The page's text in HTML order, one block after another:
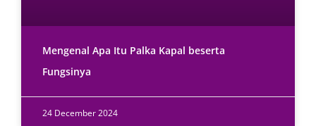
Mengenal Apa Itu Palka Kapal beserta
Fungsinya
24 December 2024